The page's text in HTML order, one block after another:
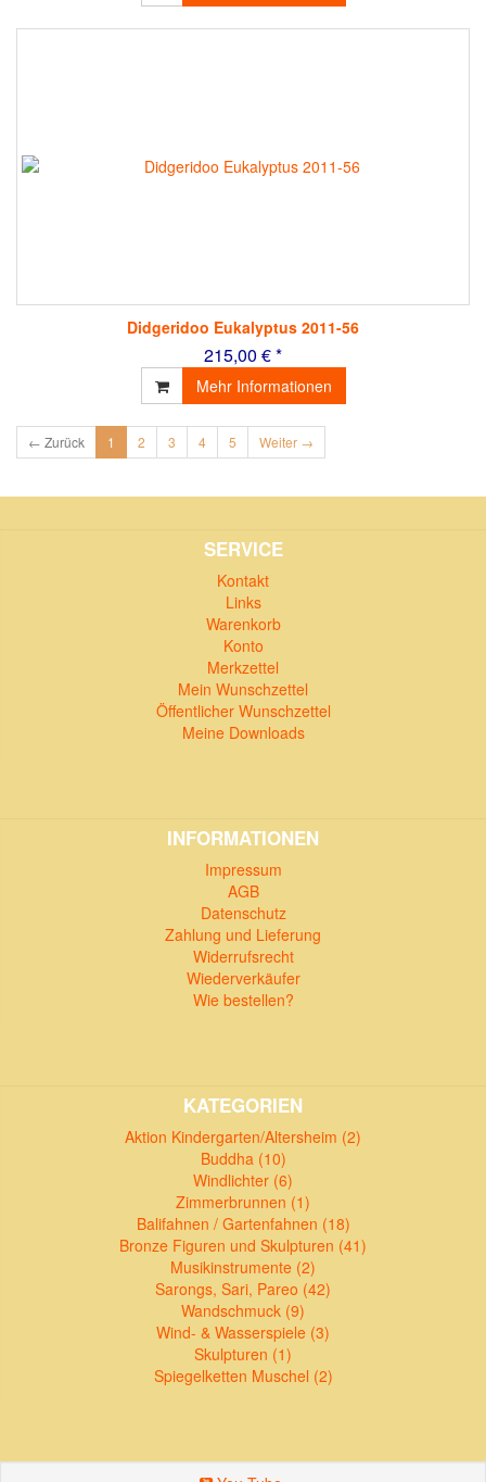
Didgeridoo Eukalyptus 2011-56
215,00 € *
Mehr Informationen
← Zurück 1 2 3 4 5 Weiter →
SERVICE
Kontakt
Links
Warenkorb
Konto
Merkzettel
Mein Wunschzettel
Öffentlicher Wunschzettel
Meine Downloads
INFORMATIONEN
Impressum
AGB
Datenschutz
Zahlung und Lieferung
Widerrufsrecht
Wiederverkäufer
Wie bestellen?
KATEGORIEN
Aktion Kindergarten/Altersheim (2)
Buddha (10)
Windlichter (6)
Zimmerbrunnen (1)
Balifahnen / Gartenfahnen (18)
Bronze Figuren und Skulpturen (41)
Musikinstrumente (2)
Sarongs, Sari, Pareo (42)
Wandschmuck (9)
Wind- & Wasserspiele (3)
Skulpturen (1)
Spiegelketten Muschel (2)